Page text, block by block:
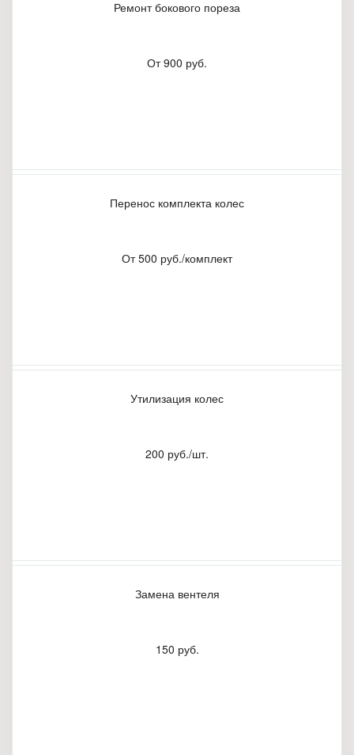
Ремонт бокового пореза
От 900 руб.
Перенос комплекта колес
От 500 руб./комплект
Утилизация колес
200 руб./шт.
Замена вентеля
150 руб.